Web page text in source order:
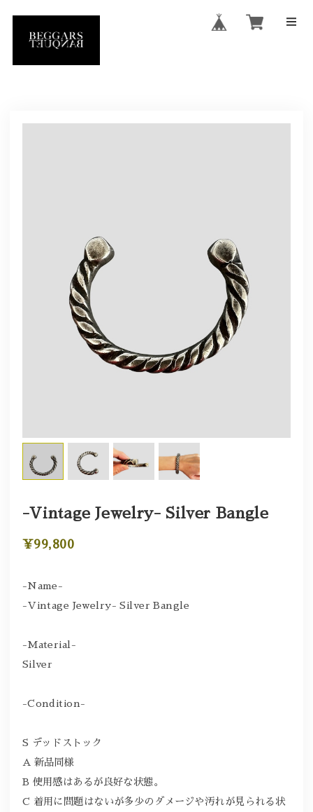
-Vintage Jewelry- Silver Bangle
¥99,800
-Name-
-Vintage Jewelry- Silver Bangle
-Material-
Silver
-Condition-
S デッドストック
A 新品同様
B 使用感はあるが良好な状態。
C 着用に問題はないが多少のダメージや汚れが見られる状